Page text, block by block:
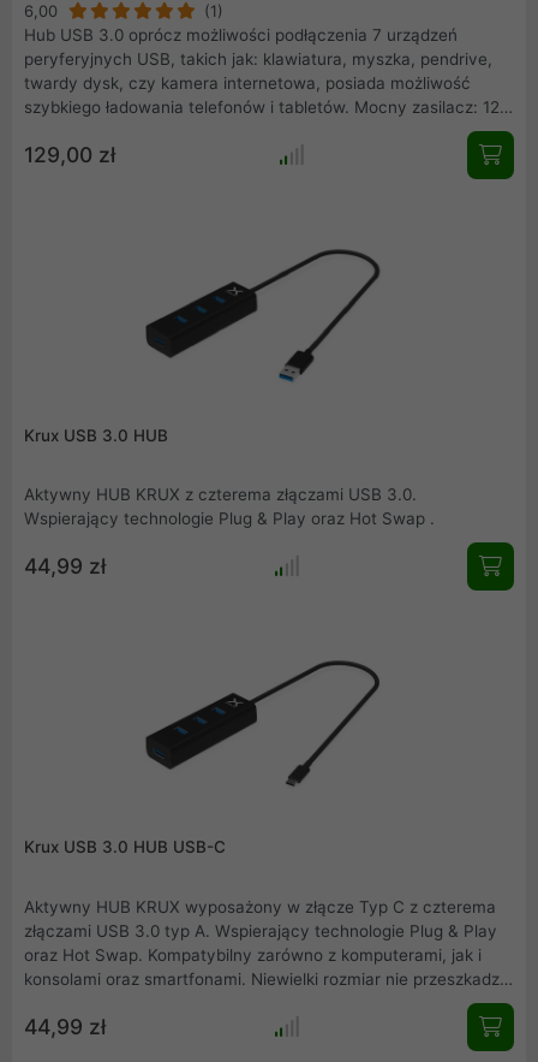
6,00
(1)
Hub USB 3.0 oprócz możliwości podłączenia 7 urządzeń
peryferyjnych USB, takich jak: klawiatura, myszka, pendrive,
twardy dysk, czy kamera internetowa, posiada możliwość
szybkiego ładowania telefonów i tabletów. Mocny zasilacz: 12V
3A pozwala na podanie na każdym porcie prądu o wartości
1,5A. Posiada także zaimplementowane zabezpieczenia przed
zwarciem, przeładowaniem lub nieporządanym napięciem.
129,00 zł
Krux USB 3.0 HUB
Aktywny HUB KRUX z czterema złączami USB 3.0.
Wspierający technologie Plug & Play oraz Hot Swap .
44,99 zł
Krux USB 3.0 HUB USB-C
Aktywny HUB KRUX wyposażony w złącze Typ C z czterema
złączami USB 3.0 typ A. Wspierający technologie Plug & Play
oraz Hot Swap. Kompatybilny zarówno z komputerami, jak i
konsolami oraz smartfonami. Niewielki rozmiar nie przeszkadza
szerokim odstępom pomiędzy każdym portem, większość
urządzeń wyposażonych w złącze USB będzie mogło zostać
44,99 zł